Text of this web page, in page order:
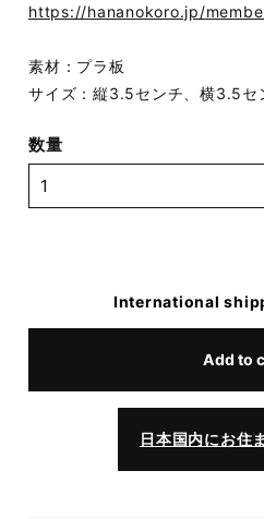
https://hananokoro.jp/
素材：プラ板
サイズ：縦3.5センチ、横3.5セ
数量
International
Add to
日本国内にお住